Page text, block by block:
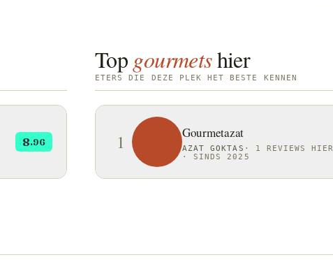
8.96
Top gourmetshier
ETERS DIE DEZE PLEK HET BESTE KENNEN
1 Gourmetazat
AZAT GOKTAS ·
1 REVIEWS HIER
·SINDS 2025